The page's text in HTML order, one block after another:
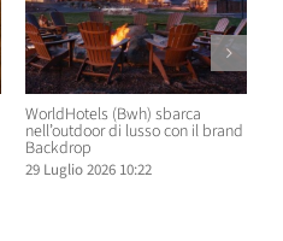
WorldHotels (Bwh) sbarca
nell’outdoor di lusso con il brand
Backdrop
29 Luglio 2026 10:22